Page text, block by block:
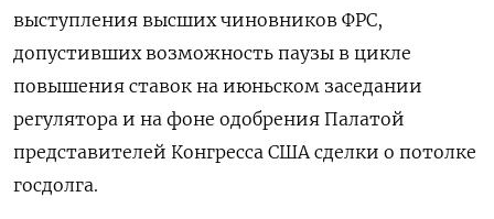
выступления высших чиновников ФРС,
допустивших возможность паузы в цикле
повышения ставок на июньском заседании
регулятора и на фоне одобрения Палатой
представителей Конгресса США сделки о потолке
госдолга.